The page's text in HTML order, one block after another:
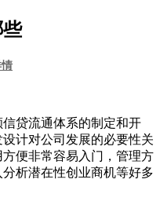
贷流通体系的制定和开
计对公司发展的必要性关
便非常容易入门，管理方
析潜在性创业商机等好多